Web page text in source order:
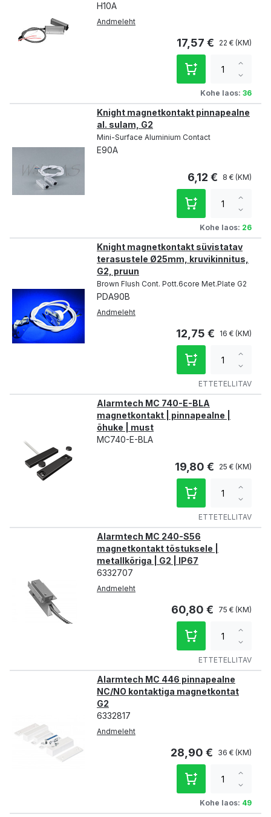
H10A
Andmeleht
17,57 € 22 €
Kohe laos: 36
qty
Knight magnetkontakt pinnapealne
al. sulam, G2
Mini-Surface Aluminium Contact
E90A
6,12 € 8 €
Kohe laos: 26
qty
Knight magnetkontakt süvistatav
terasustele Ø25mm, kruvikinnitus,
G2, pruun
Brown Flush Cont. Pott.6core Met.Plate G2
PDA90B
Andmeleht
12,75 € 16 €
ETTETELLITAV
qty
Alarmtech MC 740-E-BLA
magnetkontakt | pinnapealne |
õhuke | must
MC740-E-BLA
19,80 € 25 €
ETTETELLITAV
qty
Alarmtech MC 240-S56
magnetkontakt tõstuksele |
metallkõriga | G2 | IP67
6332707
Andmeleht
60,80 € 75 €
ETTETELLITAV
qty
Alarmtech MC 446 pinnapealne
NC/NO kontaktiga magnetkontat
G2
6332817
Andmeleht
28,90 € 36 €
Kohe laos: 49
qty